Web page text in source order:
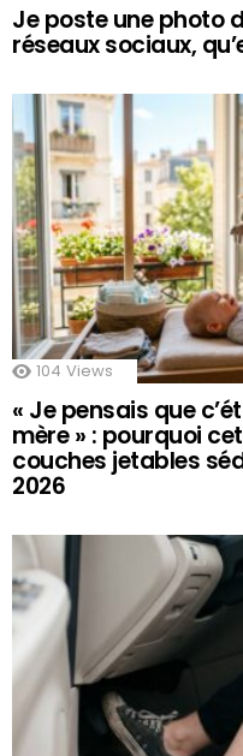
Je poste une photo
réseaux sociaux,
104 Views
« Je pensais que
mère » : pourquoi
couches jetables
2026